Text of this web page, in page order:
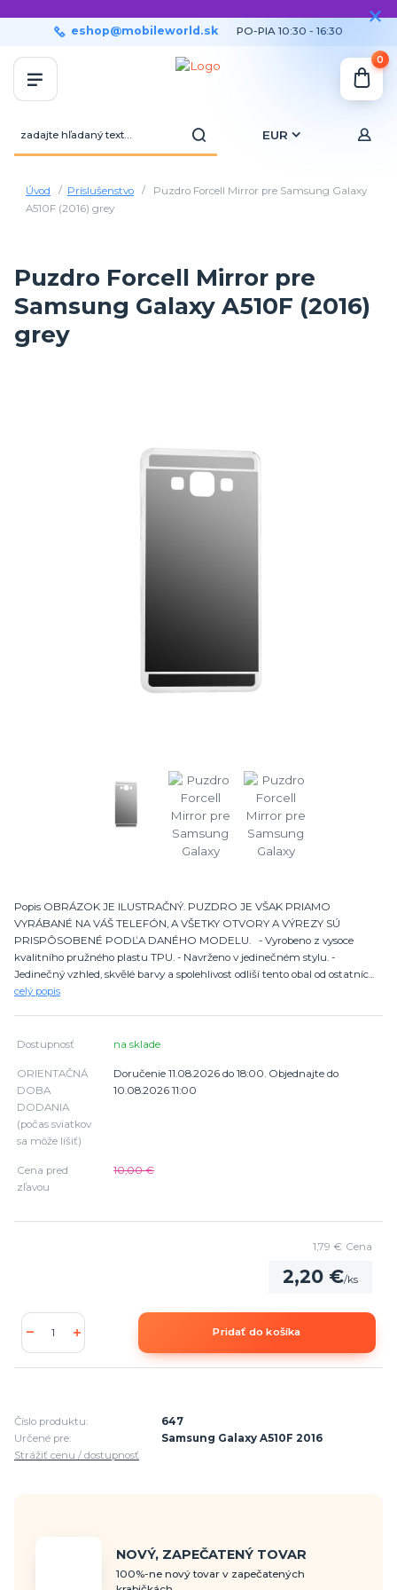
EUR
eshop@mobileworld.sk PO-PIA 10:30 - 16:30
0
Úvod Príslušenstvo
Puzdro Forcell Mirror pre Samsung Galaxy
A510F (2016) grey
Puzdro Forcell Mirror pre
Samsung Galaxy A510F (2016)
grey
Popis OBRÁZOK JE ILUSTRAČNÝ. PUZDRO JE VŠAK PRIAMO
VYRÁBANÉ NA VÁŠ TELEFÓN, A VŠETKY OTVORY A VÝREZY SÚ
PRISPÔSOBENÉ PODĽA DANÉHO MODELU. - Vyrobeno z vysoce
kvalitního pružného plastu TPU. - Navrženo v jedinečném stylu. -
Jedinečný vzhled, skvělé barvy a spolehlivost odliší tento obal od ostatníc...
celý popis
Dostupnosť na sklade
ORIENTAČNÁ
DOBA
DODANIA
(počas sviatkov
sa môže líšiť)
Doručenie 11.08.2026 do 18:00. Objednajte do
10.08.2026 11:00
Cena pred
zľavou
10,00 €
2,20 €/ks
1,79 € Cena
Pridať do košíka
Číslo produktu:
647
Určené pre:
Samsung Galaxy A510F 2016
Strážiť cenu / dostupnosť
NOVÝ, ZAPEČATENÝ TOVAR
100%-ne nový tovar v zapečatených